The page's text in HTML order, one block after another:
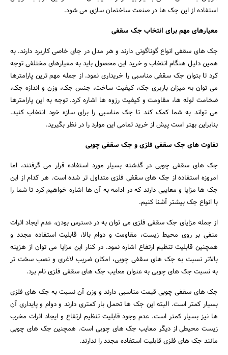
استفاده از این جک ها در صنعت ساختمان سازی می شود.
معیارهای مهم برای انتخاب جک سقفی
جک های سقفی انواع گوناگونی دارند و هر مدل در جای خاصی کاربرد دارند. به
همین دلیل هنگام انتخاب و خرید این محصول باید به معیارهای مختلفی توجه
کرد تا بتوان جک سقفی مناسبی را خریداری نمود. از جمله مهم ترین پارامترها
می توان به میزان باربری جک، کیفیت ساخت، جنس جک، وزن و اندازه جک،
ضخامت لوله ها، مقاومت و کیفیت رزوه ها اشاره کرد. توجه به این پارامترها
می تواند به شما کمک کند تا جک مناسبی را برای سازه خود انتخاب کنید.
بنابراین بهتر است پیش از خرید تمامی این موارد را در نظر بگیرید.
تفاوت های جک سقفی فلزی و جک سقفی چوبی
جک های سقفی چوبی در گذشته بسیار مورد استفاده قرار می گرفتند، اما
امروزه استفاده از جک های سقفی فلزی متداول تر شده است. هر کدام از این
جک ها مزایا و معایبی دارند که در ادامه به آن ها اشاره خواهیم کرد تا شما را
با انواع جک بیشتر آشنا کنیم.
از جمله مزایای جک سقفی فلزی می توان به در دسترس بودن، عدم ایجاد اثرات
منفی بر روی محیط زیست، مقاومت و دوام بالا، قابلیت استفاده مجدد و
همچنین قابلیت تنظیم ارتفاع اشاره نمود. در کنار این مزایا می توان از هزینه
بالاتر نسبت به جک های سقفی چوبی، امکان ضریب لاغری و نصب سخت تر
به نسبت جک های چوبی به عنوان معایب جک های سقفی فلزی نام برد.
جک های سقفی چوبی قیمت مناسبی دارند و وزن آن نسبت به جک های فلزی
بسیار کمتر است. البته این جک ها تحمل بار کمتری دارند و دوام و پایداری آن
ها نیز بسیار کمتر است. عدم وجود قابلیت تنظیم ارتفاع و ایجاد اثرات مخرب
زیست محیطی از دیگر معایب جک های چوبی است. همچنین جک های چوبی
مانند جک های فلزی قابلیت استفاده مجدد را ندارند.